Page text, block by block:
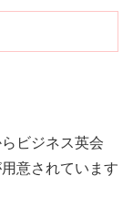
ビジネス英会
意されています